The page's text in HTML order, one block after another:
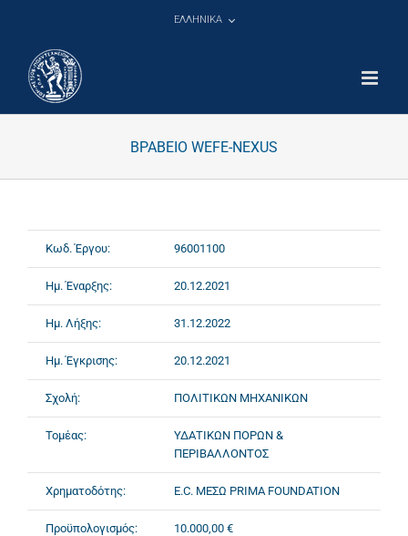
ΕΛΛΗΝΙΚΑ
ΒΡΑΒΕΙΟ WEFE-NEXUS
Κωδ. Έργου: 96001100
Ημ. Έναρξης: 20.12.2021
Ημ. Λήξης: 31.12.2022
Ημ. Έγκρισης: 20.12.2021
Σχολή: ΠΟΛΙΤΙΚΩΝ ΜΗΧΑΝΙΚΩΝ
Τομέας:
ΥΔΑΤΙΚΩΝ ΠΟΡΩΝ &
ΠΕΡΙΒΑΛΛΟΝΤΟΣ
Χρηματοδότης: E.C. ΜΕΣΩ PRIMA FOUNDATION
Προϋπολογισμός: 10.000,00 €